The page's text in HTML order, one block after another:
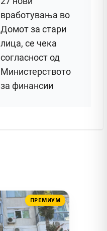
вработувања во
Домот за стари
лица, се чека
согласност од
Министерството
за финансии
ПРЕМИУМ